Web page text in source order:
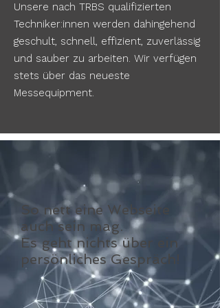
Unsere nach TRBS qualifizierten
Techniker:innen werden dahingehend
geschult, schnell, effizient, zuverlässig
und sauber zu arbeiten. Wir verfügen
stets über das neueste
Messequipment.
So nett eine Webseite
auch sein mag.
Es geht nichts über ein
persönliches Gespräch!